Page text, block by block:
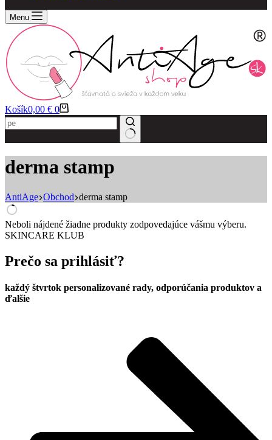
Menu
Košík0,00 € 0
derma stamp
AntiAge Obchod derma stamp
Neboli nájdené žiadne produkty zodpovedajúce vášmu výberu.
SKINCARE KLUB
Prečo sa prihlásiť?
každý štvrtok personalizované rady, odporúčania produktov a
ďalšie